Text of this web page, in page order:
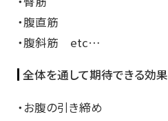
・腹直筋
・腹斜筋 etc…
全体を通して期待できる効果
・お腹の引き締め